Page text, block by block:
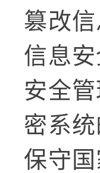
篡改
信息
安全
密系
保守